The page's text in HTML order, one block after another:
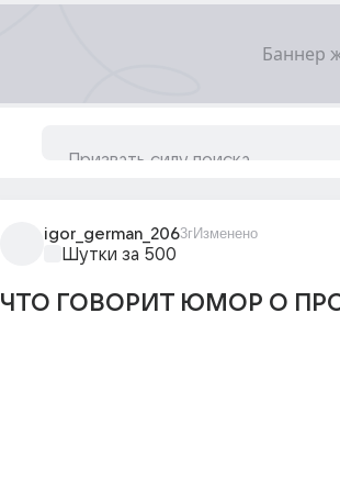
igor_german_2063гИзменено
Шутки за 500
ЧТО ГОВОРИТ ЮМОР О